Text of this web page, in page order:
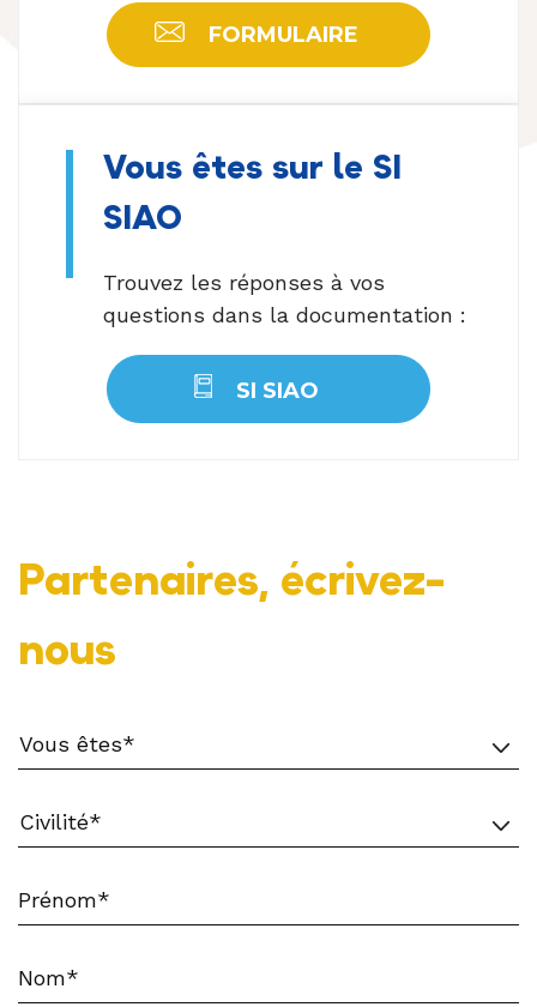
FORMULAIRE
Vous êtes sur le SI
SIAO
Trouvez les réponses à vos
questions dans la documentation :
SI SIAO
Partenaires, écrivez-
nous